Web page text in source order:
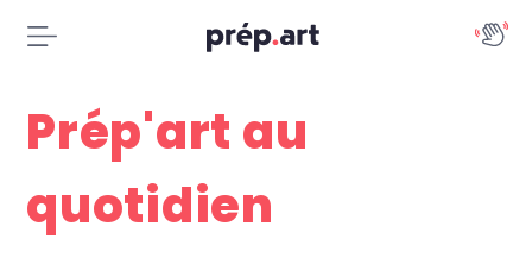
Prép'art au
quotidien